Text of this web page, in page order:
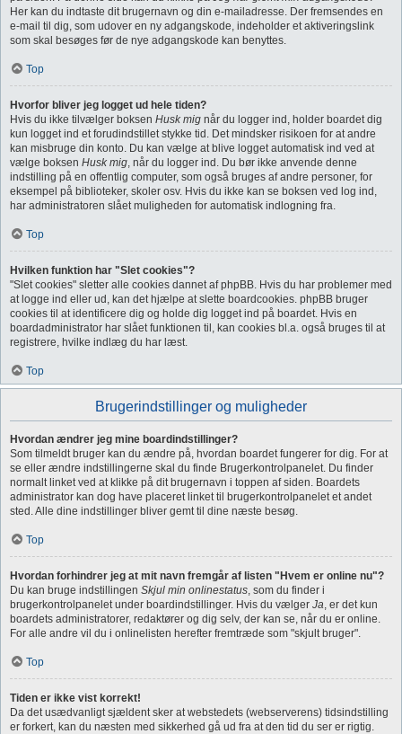
Her kan du indtaste dit brugernavn og din e-mailadresse. Der fremsendes en
e-mail til dig, som udover en ny adgangskode, indeholder et aktiveringslink
som skal besøges før de nye adgangskode kan benyttes.
Top
Hvorfor bliver jeg logget ud hele tiden?
Hvis du ikke tilvælger boksen Husk mig når du logger ind, holder boardet dig
kun logget ind et forudindstillet stykke tid. Det mindsker risikoen for at andre
kan misbruge din konto. Du kan vælge at blive logget automatisk ind ved at
vælge boksen Husk mig, når du logger ind. Du bør ikke anvende denne
indstilling på en offentlig computer, som også bruges af andre personer, for
eksempel på biblioteker, skoler osv. Hvis du ikke kan se boksen ved log ind,
har administratoren slået muligheden for automatisk indlogning fra.
Top
Hvilken funktion har "Slet cookies"?
"Slet cookies" sletter alle cookies dannet af phpBB. Hvis du har problemer med
at logge ind eller ud, kan det hjælpe at slette boardcookies. phpBB bruger
cookies til at identificere dig og holde dig logget ind på boardet. Hvis en
boardadministrator har slået funktionen til, kan cookies bl.a. også bruges til at
registrere, hvilke indlæg du har læst.
Top
Brugerindstillinger og muligheder
Hvordan ændrer jeg mine boardindstillinger?
Som tilmeldt bruger kan du ændre på, hvordan boardet fungerer for dig. For at
se eller ændre indstillingerne skal du finde Brugerkontrolpanelet. Du finder
normalt linket ved at klikke på dit brugernavn i toppen af siden. Boardets
administrator kan dog have placeret linket til brugerkontrolpanelet et andet
sted. Alle dine indstillinger bliver gemt til dine næste besøg.
Top
Hvordan forhindrer jeg at mit navn fremgår af listen "Hvem er online nu"?
Du kan bruge indstillingen Skjul min onlinestatus, som du finder i
brugerkontrolpanelet under boardindstillinger. Hvis du vælger Ja, er det kun
boardets administratorer, redaktører og dig selv, der kan se, når du er online.
For alle andre vil du i onlinelisten herefter fremtræde som "skjult bruger".
Top
Tiden er ikke vist korrekt!
Da det usædvanligt sjældent sker at webstedets (webserverens) tidsindstilling
er forkert, kan du næsten med sikkerhed gå ud fra at den tid du ser er rigtig.